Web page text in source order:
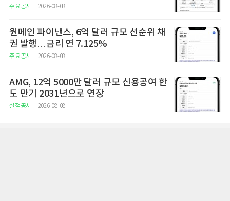
주요공시 2026-08-08
원메인 파이낸스, 6억 달러 규모 선순위 채
권 발행…금리 연 7.125%
주요공시 2026-08-08
AMG, 12억 5000만 달러 규모 신용공여 한
도 만기 2031년으로 연장
실적공시 2026-08-08